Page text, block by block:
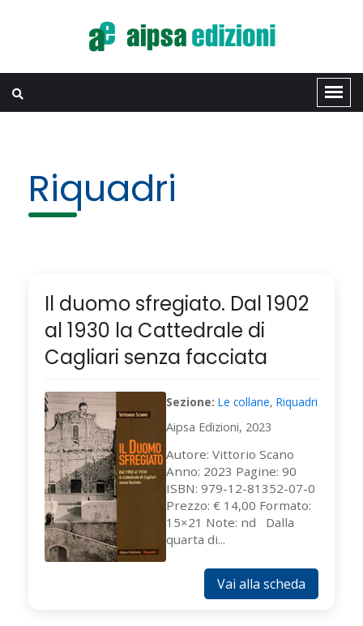
Riquadri
Il duomo sfregiato. Dal 1902
al 1930 la Cattedrale di
Cagliari senza facciata
Sezione: Le collane, Riquadri
Aipsa Edizioni, 2023
Autore: Vittorio Scano
Anno: 2023 Pagine: 90
ISBN: 979-12-81352-07-0
Prezzo: € 14,00 Formato:
15×21 Note: nd Dalla
quarta di...
Vai alla scheda